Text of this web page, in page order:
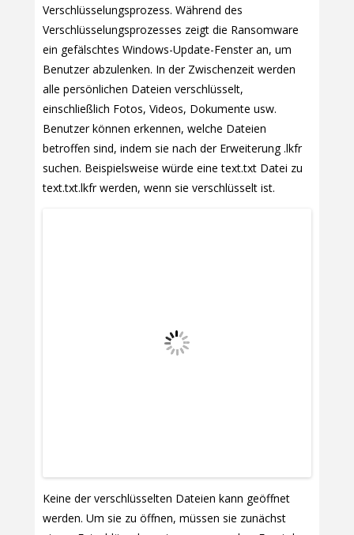
Verschlüsselungsprozess. Während des
Verschlüsselungsprozesses zeigt die Ransomware
ein gefälschtes Windows-Update-Fenster an, um
Benutzer abzulenken. In der Zwischenzeit werden
alle persönlichen Dateien verschlüsselt,
einschließlich Fotos, Videos, Dokumente usw.
Benutzer können erkennen, welche Dateien
betroffen sind, indem sie nach der Erweiterung .lkfr
suchen. Beispielsweise würde eine text.txt Datei zu
text.txt.lkfr werden, wenn sie verschlüsselt ist.
Keine der verschlüsselten Dateien kann geöffnet
werden. Um sie zu öffnen, müssen sie zunächst